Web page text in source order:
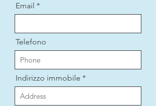
Email
Telefono
Indirizzo immobile